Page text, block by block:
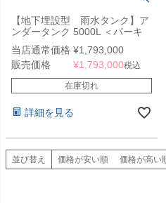
【地下埋設型 雨水タンク】ア
ンダータンク 5000L ＜パーキ
ングセット＞
当店通常価格 ¥1,793,000
販売価格
¥1,793,000税込
在庫切れ
詳細を見る
並び替え 価格が安い順 価格が高い